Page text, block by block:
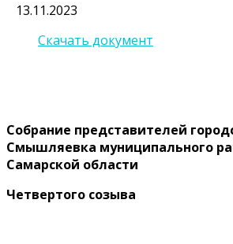
13.11.2023
Скачать документ
Собрание представителей
Смышляевка муниципального
Самарской области
Четвертого созыва